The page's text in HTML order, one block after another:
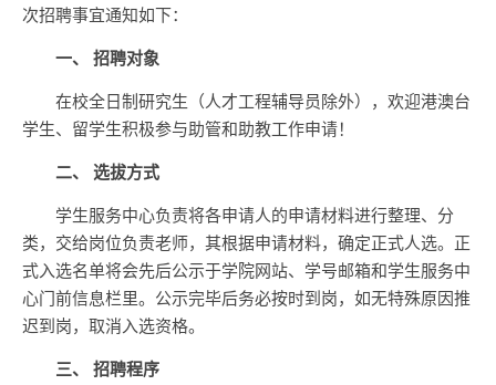
次招聘事宜通知如下：
一、 招聘对象
在校全日制研究生（人才工程辅导员除外），欢迎港澳台
学生、留学生积极参与助管和助教工作申请！
二、 选拔方式
学生服务中心负责将各申请人的申请材料进行整理、分
类，交给岗位负责老师，其根据申请材料，确定正式人选。正
式入选名单将会先后公示于学院网站、学号邮箱和学生服务中
心门前信息栏里。公示完毕后务必按时到岗，如无特殊原因推
迟到岗，取消入选资格。
三、 招聘程序